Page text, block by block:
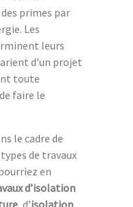
primes par
Les
leurs
d’un projet
toute
faire le
le cadre de
de travaux
en
d’isolation